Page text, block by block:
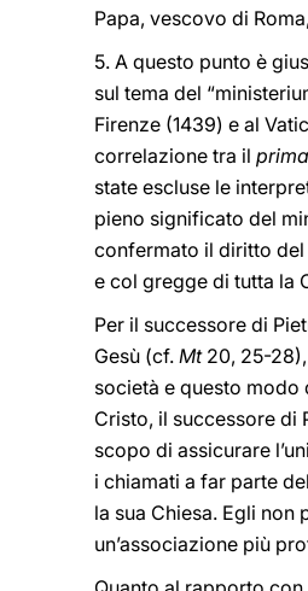
Papa, vescovo di
5. A questo punto è
sul tema del
Firenze (1439) e al
correlazione tra il
state escluse le
pieno significato del
confermato il diritto del
e col gregge di tutta la
Per il successore di
Gesù (cf. Mt20, 25-28),
società e questo modo
Cristo, il successore di
scopo di assicurare
i chiamati a far parte
la sua Chiesa. Egli
un’associazione più